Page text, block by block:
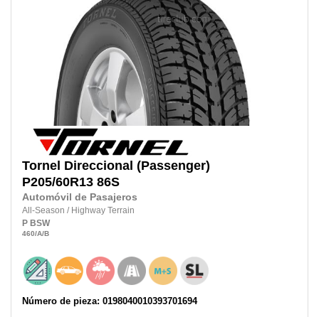
Tornel Direccional (Passenger)
P205/60R13 86S
Automóvil de Pasajeros
All-Season / Highway Terrain
P BSW
460/A/B
Número de pieza: 0198040010393701694